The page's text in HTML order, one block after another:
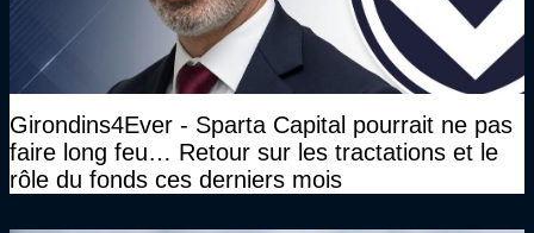
Girondins4Ever - Sparta Capital pourrait ne pas
faire long feu… Retour sur les tractations et le
rôle du fonds ces derniers mois